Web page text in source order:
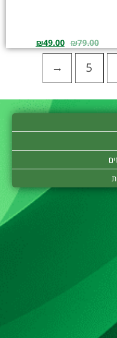
₪79.00
₪49.00
5
→